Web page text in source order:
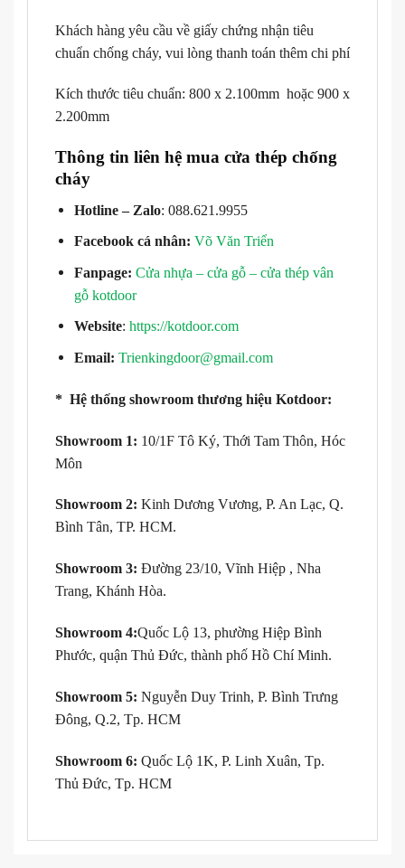
Khách hàng yêu cầu về giấy chứng nhận tiêu
chuẩn chống cháy, vui lòng thanh toán thêm chi phí
Kích thước tiêu chuẩn: 800 x 2.100mm hoặc 900 x
2.200mm
Thông tin liên hệ mua cửa thép chống
cháy
Hotline – Zalo: 088.621.9955
Facebook cá nhân: Võ Văn Triển
Fanpage: Cửa nhựa – cửa gỗ – cửa thép vân
gỗ kotdoor
Website: https://kotdoor.com
Email: Trienkingdoor@gmail.com
* Hệ thống showroom thương hiệu Kotdoor:
Showroom 1: 10/1F Tô Ký, Thới Tam Thôn, Hóc
Môn
Showroom 2: Kinh Dương Vương, P. An Lạc, Q.
Bình Tân, TP. HCM.
Showroom 3: Đường 23/10, Vĩnh Hiệp , Nha
Trang, Khánh Hòa.
Showroom 4:Quốc Lộ 13, phường Hiệp Bình
Phước, quận Thủ Đức, thành phố Hồ Chí Minh.
Showroom 5: Nguyễn Duy Trinh, P. Bình Trưng
Đông, Q.2, Tp. HCM
Showroom 6: Quốc Lộ 1K, P. Linh Xuân, Tp.
Thủ Đức, Tp. HCM